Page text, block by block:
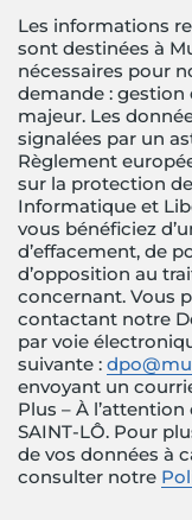
Les informations
sont destinées à
nécessaires pour
demande :
majeur. Les
signalées par un
Règlement
sur la protection
Informatique et
vous bénéficiez
d’effacement, de
d’opposition au
concernant. Vous
contactant notre
par voie
suivante :
envoyant un
Plus – À
SAINT-LÔ. Pour
de vos données à
consulter notre